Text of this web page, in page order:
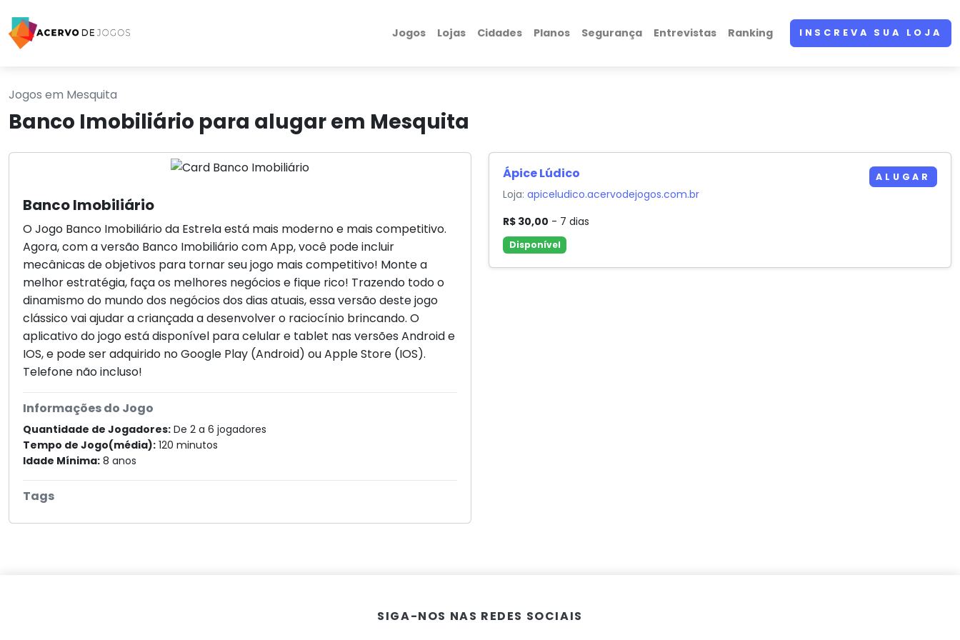
Jogos Lojas Cidades Planos Segurança Entrevistas Ranking INSCREVA SUA LOJA
Jogos em Mesquita
Banco Imobiliário para alugar em Mesquita
Banco Imobiliário
O Jogo Banco Imobiliário da Estrela está mais moderno e mais competitivo.
Agora, com a versão Banco Imobiliário com App, você pode incluir
mecânicas de objetivos para tornar seu jogo mais competitivo! Monte a
melhor estratégia, faça os melhores negócios e fique rico! Trazendo todo o
dinamismo do mundo dos negócios dos dias atuais, essa versão deste jogo
clássico vai ajudar a criançada a desenvolver o raciocínio brincando. O
aplicativo do jogo está disponível para celular e tablet nas versões Android e
IOS, e pode ser adquirido no Google Play (Android) ou Apple Store (IOS).
Telefone não incluso!
Informações do Jogo
Quantidade de Jogadores: De 2 a 6 jogadores
Tempo de Jogo(média): 120 minutos
Idade Mínima: 8 anos
Tags
Ápice Lúdico
Loja:apiceludico.acervodejogos.com.br
R$ 30,00 - 7 dias
Disponível
ALUGAR
SIGA-NOS NAS REDES SOCIAIS